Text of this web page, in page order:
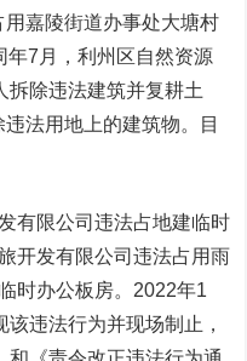
嘉陵街道办事处大塘村
年7月，利州区自然资源
拆除违法建筑并复耕土
法用地上的建筑物。目
限公司违法占地建临时
开发有限公司违法占用雨
时办公板房。2022年1
违法行为并现场制止，